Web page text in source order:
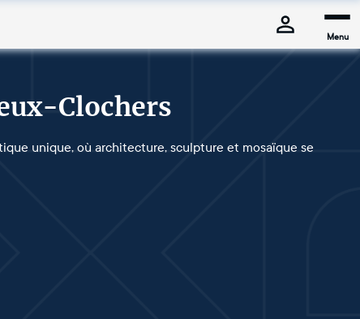
Menu
Clochers
unique, où architecture, sculpture et mosaïque se